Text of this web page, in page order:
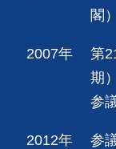
閣）
2007年
第
期）
参
2012年
参